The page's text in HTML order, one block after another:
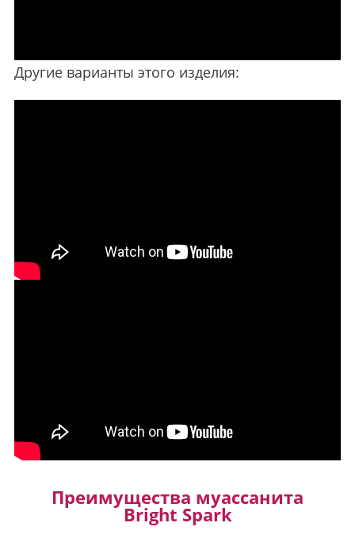
Другие варианты этого изделия:
Преимущества муассанита
Bright Spark